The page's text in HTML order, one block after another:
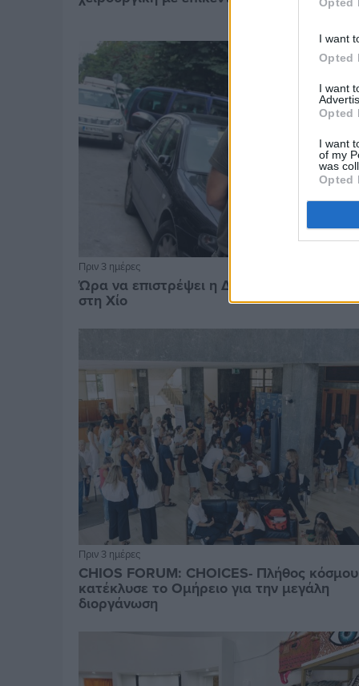
I want
Opted
I want
Opted
I want
of my
was
Opted
Πριν 3 ημέρες
Ώρα να επιστρέψει η Δημοτική Αστυνομία
στη Χίο
Πριν 3 ημέρες
CHIOS FORUM: CHOICES- Πλήθος κόσμου
κατέκλυσε το Ομήρειο για την μεγάλη
διοργάνωση